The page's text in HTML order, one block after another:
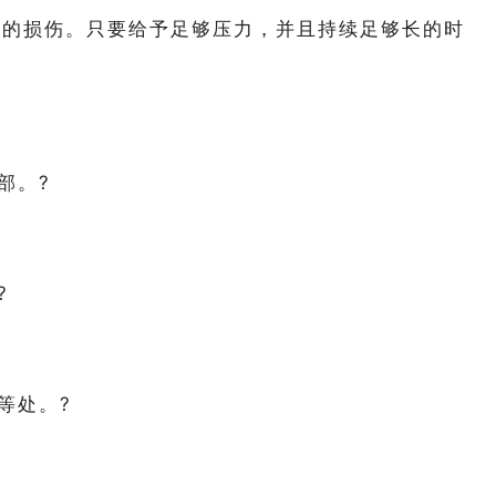
伤。只要给予足够压力，并且持续足够长的时
。?
处。?